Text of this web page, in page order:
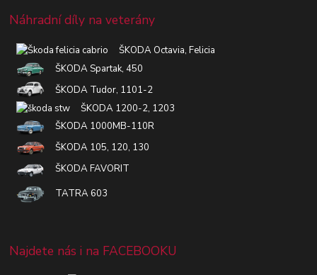
Náhradní díly na veterány
ŠKODA Octavia, Felicia
ŠKODA Spartak, 450
ŠKODA Tudor, 1101-2
ŠKODA 1200-2, 1203
ŠKODA 1000MB-110R
ŠKODA 105, 120, 130
ŠKODA FAVORIT
TATRA 603
Najdete nás i na FACEBOOKU